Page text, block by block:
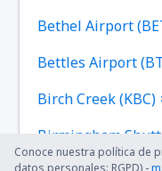
Bethel Airport
Bettles Airport
Birch Creek (KBC)
Birmingham
Conoce nuestra política de
datos personales: RGPD) -